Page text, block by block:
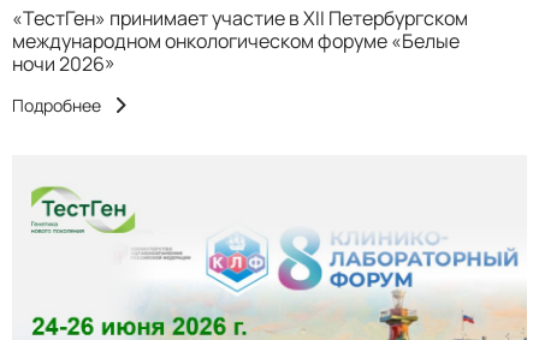
«ТестГен» принимает участие в XII Петербургском
международном онкологическом форуме «Белые
ночи 2026»
Подробнее